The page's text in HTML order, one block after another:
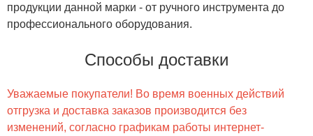
продукции данной марки - от ручного инструмента до
профессионального оборудования.
Способы доставки
Уважаемые покупатели! Во время военных действий
отгрузка и доставка заказов производится без
изменений, согласно графикам работы интернет-